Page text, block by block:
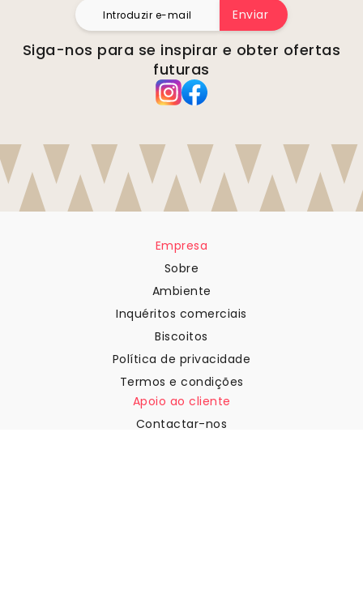
Enviar
Siga-nos para se inspirar e obter ofertas
futuras
Empresa
Sobre
Ambiente
Inquéritos comerciais
Biscoitos
Política de privacidade
Termos e condições
Apoio ao cliente
Contactar-nos